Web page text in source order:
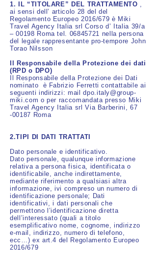
1. IL “TITOLARE” DEL TRATTAMENTO ,
ai sensi dell’ articolo 28 del del
Regolamento Europeo 2016/679 è Miki
Travel Agency Italia srl Corso d’ Italia 39/a
– 00198 Roma tel. 06845721 nella persona
del legale rappresentante pro-tempore John
Torao Nilsson
Il Responsabile della Protezione dei dati
(RPD o DPO)
Il Responsabile della Protezione dei Dati
nominato è Fabrizio Ferretti contattabile ai
seguenti indirizzi: maildpo.italy@group-
miki.com o per raccomandata presso Miki
Travel Agency Italia srl Via Barberini, 67
-00187 Roma
2.TIPI DI DATI TRATTATI
Dato personale e identificativo.
Dato personale, qualunque informazione
relativa a persona fisica, identificata o
identificabile, anche indirettamente,
mediante riferimento a qualsiasi altra
informazione, ivi compreso un numero di
identificazione personale; Dati
identificativi, i dati personali che
permettono l’identificazione diretta
dell’interessato (quali a titolo
esemplificativo nome, cognome, indirizzo
e-mail, indirizzo, numero di telefono,
ecc…) ex art.4 del Regolamento Europeo
2016/679